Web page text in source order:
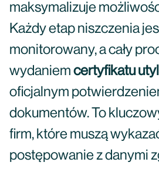
maksymalizuje
Każdy etap niszczenia
monitorowany, a cały
wydaniem certyfikatu
oficjalnym
dokumentów. To
firm, które muszą
postępowanie z danymi